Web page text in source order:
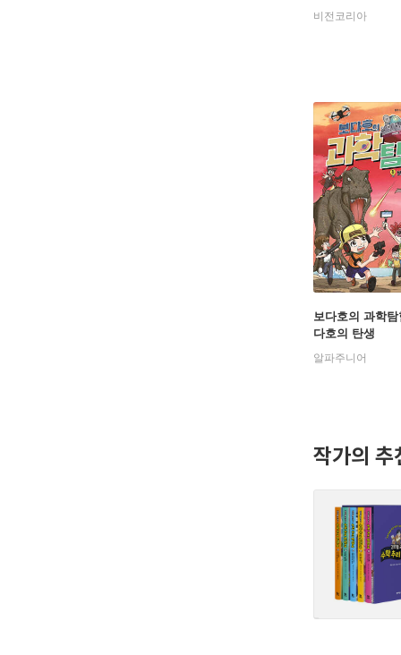
비전코리아
보다호의 과학
다호의 탄생
알파주니어
작가의 추